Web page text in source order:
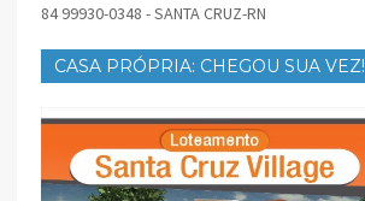
84 99930-0348 - SANTA CRUZ-RN
CASA PRÓPRIA: CHEGOU SUA VEZ!